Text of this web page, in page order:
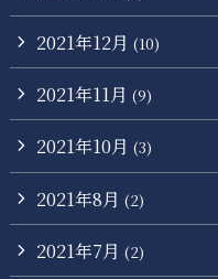
2021年12月 (10)
2021年11月 (9)
2021年10月 (3)
2021年8月 (2)
2021年7月 (2)